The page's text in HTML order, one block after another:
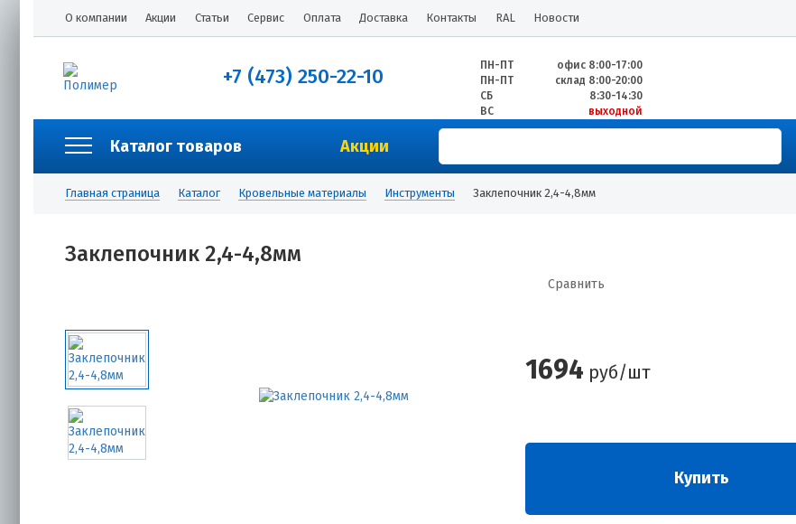
О компании Акции Статьи Сервис Оплата Доставка Контакты RAL Новости
+7 (473) 250-22-10 ПН-ПТ
офис 8:00-17:00
ПН-ПТ
склад 8:00-20:00
СБ
8:30-14:30
ВС
выходной
Каталог товаров Акции
Главная страница Каталог Кровельные материалы Инструменты Заклепочник 2,4-4,8мм
Заклепочник 2,4-4,8мм
Сравнить
1694 руб/шт
Купить